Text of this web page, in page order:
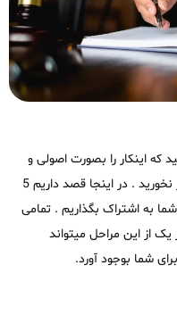
که اینکار را بصورت اصولی و
قانونی انجام دهید که در آینده به مشکل بر نخورید . در اینجا قصد داریم 5
به اشتراک بگذاریم . تمامی
از این مراحل میتواند
شما بوجود آورد.